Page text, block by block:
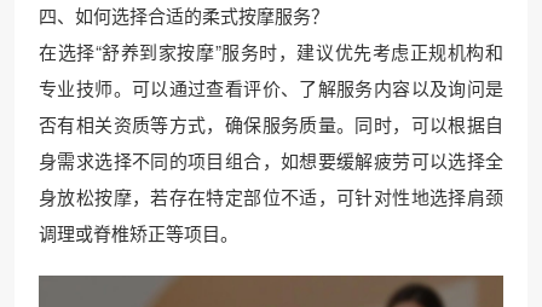
四、如何选择合适的柔式按摩服务？
在选择“舒养到家按摩”服务时，建议优先考虑正规机构和
专业技师。可以通过查看评价、了解服务内容以及询问是
否有相关资质等方式，确保服务质量。同时，可以根据自
身需求选择不同的项目组合，如想要缓解疲劳可以选择全
身放松按摩，若存在特定部位不适，可针对性地选择肩颈
调理或脊椎矫正等项目。